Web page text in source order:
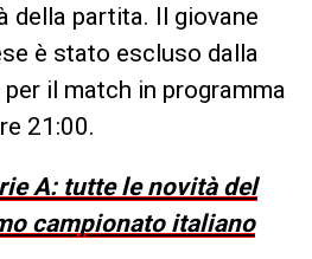
della partita. Il giovane
è stato escluso dalla
il match in programma
21:00.
A: tutte le novità del
campionato italiano